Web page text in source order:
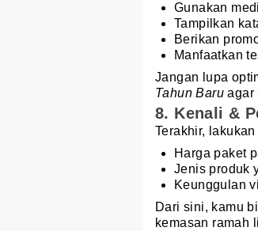
Gunakan
Tampilkan
Berikan
Manfaatkan
Jangan lupa
Tahun Baru agar
8. Kenali &
Terakhir,
Harga paket
Jenis produk
Keunggulan
Dari sini, kamu
kemasan ramah